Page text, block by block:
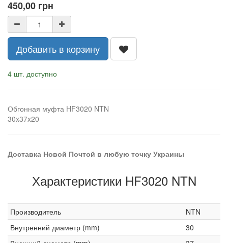
450,00 грн
Добавить в корзину
4 шт. доступно
Обгонная муфта HF3020 NTN
30x37x20
Доставка Новой Почтой в любую точку Украины
Характеристики HF3020 NTN
Производитель
NTN
Внутренний диаметр (mm)
30